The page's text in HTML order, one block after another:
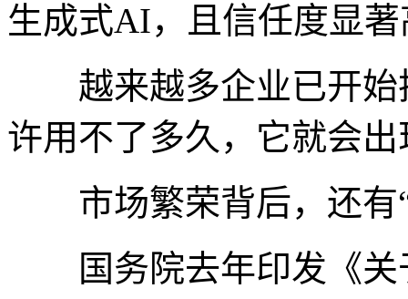
生成式AI，且信任度显
越来越多企业已开始
许用不了多久，它就会
市场繁荣背后，还有“
国务院去年印发《关